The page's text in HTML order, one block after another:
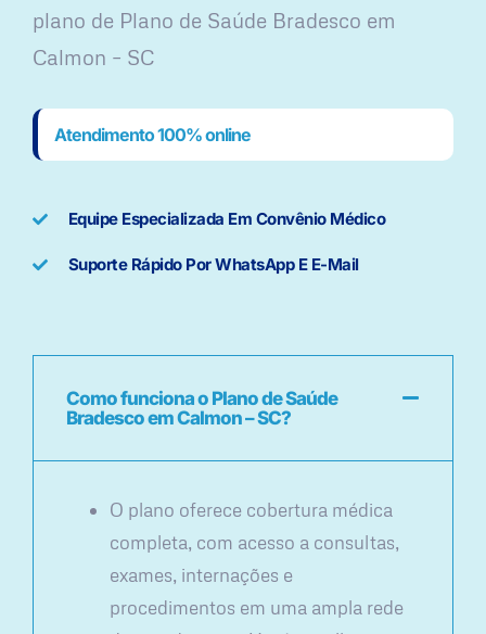
plano ​de Plano de Saúde Bradesco em
Calmon – SC
Atendimento 100% online
Equipe Especializada Em Convênio Médico
Suporte Rápido Por WhatsApp E E-Mail
Como funciona o Plano de Saúde
Bradesco em Calmon – SC?
O plano oferece cobertura médica
completa, com acesso a consultas,
exames, internações e
procedimentos em uma ampla rede